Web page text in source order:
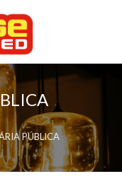
PÚBLICA